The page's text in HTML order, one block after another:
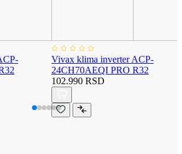
Vivax klima inverter ACP-
24CH70AEQI PRO R32
102.990 RSD